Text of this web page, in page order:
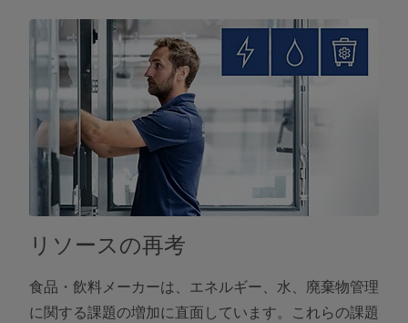
リソースの再考
食品・飲料メーカーは、エネルギー、水、廃棄物管理
に関する課題の増加に直面しています。これらの課題